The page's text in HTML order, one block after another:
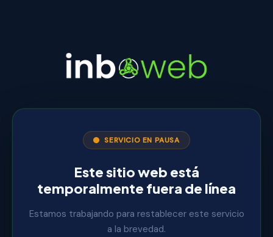
SERVICIO EN PAUSA
Este sitio web está
temporalmente fuera de línea
Estamos trabajando para restablecer este servicio
a la brevedad.